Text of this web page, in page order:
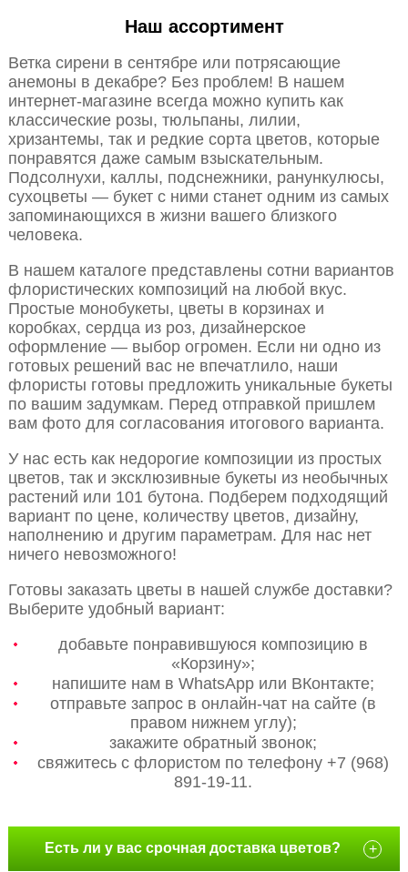
Наш ассортимент
Ветка сирени в сентябре или потрясающие
анемоны в декабре? Без проблем! В нашем
интернет-магазине всегда можно купить как
классические розы, тюльпаны, лилии,
хризантемы, так и редкие сорта цветов, которые
понравятся даже самым взыскательным.
Подсолнухи, каллы, подснежники, ранункулюсы,
сухоцветы — букет с ними станет одним из самых
запоминающихся в жизни вашего близкого
человека.
В нашем каталоге представлены сотни вариантов
флористических композиций на любой вкус.
Простые монобукеты, цветы в корзинах и
коробках, сердца из роз, дизайнерское
оформление — выбор огромен. Если ни одно из
готовых решений вас не впечатлило, наши
флористы готовы предложить уникальные букеты
по вашим задумкам. Перед отправкой пришлем
вам фото для согласования итогового варианта.
У нас есть как недорогие композиции из простых
цветов, так и эксклюзивные букеты из необычных
растений или 101 бутона. Подберем подходящий
вариант по цене, количеству цветов, дизайну,
наполнению и другим параметрам. Для нас нет
ничего невозможного!
Готовы заказать цветы в нашей службе доставки?
Выберите удобный вариант:
добавьте понравившуюся композицию в
«Корзину»;
напишите нам в WhatsApp или ВКонтакте;
отправьте запрос в онлайн-чат на сайте (в
правом нижнем углу);
закажите обратный звонок;
свяжитесь с флористом по телефону +7 (968)
891-19-11.
Есть ли у вас срочная доставка цветов? +